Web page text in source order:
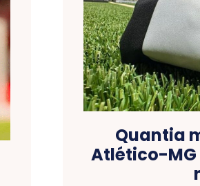
Quantia
Atlético-